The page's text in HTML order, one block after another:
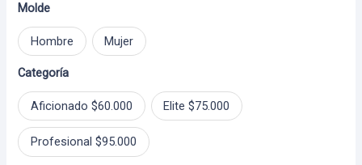
$ 95.000
Molde
Hombre Mujer
Categoría
Aficionado $60.000 Elite $75.000
Profesional $95.000